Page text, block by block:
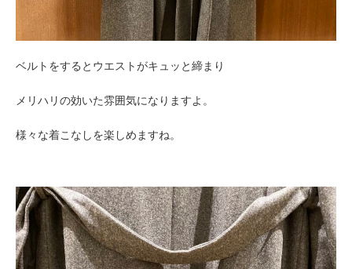
ベルトをするとウエストがキュッと締まり
メリハリの効いた雰囲気になりますよ。
様々な着こなしを楽しめますね。